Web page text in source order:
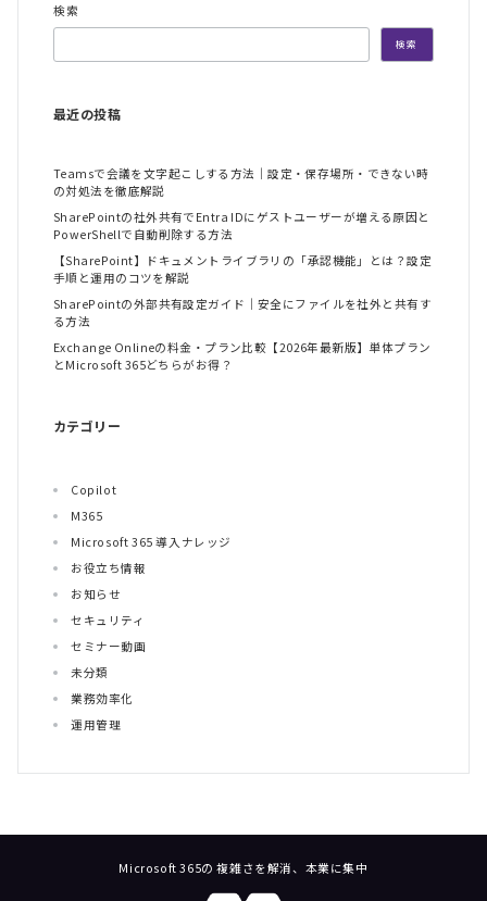
検索
検索
最近の投稿
Teamsで会議を文字起こしする方法｜設定・保存場所・できない時
の対処法を徹底解説
SharePointの社外共有でEntra IDにゲストユーザーが増える原因と
PowerShellで自動削除する方法
【SharePoint】ドキュメントライブラリの「承認機能」とは？設定
手順と運用のコツを解説
SharePointの外部共有設定ガイド｜安全にファイルを社外と共有す
る方法
Exchange Onlineの料金・プラン比較【2026年最新版】単体プラン
とMicrosoft 365どちらがお得？
カテゴリー
Copilot
M365
Microsoft 365 導入ナレッジ
お役立ち情報
お知らせ
セキュリティ
セミナー動画
未分類
業務効率化
運用管理
Microsoft 365の 複雑さを解消、本業に集中